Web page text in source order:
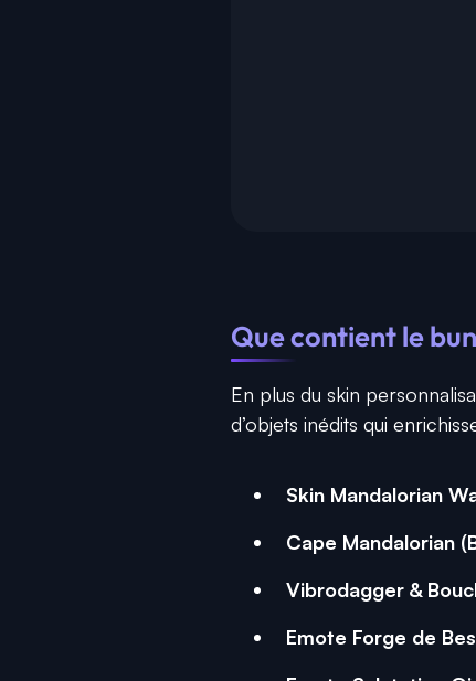
Que contient le
En plus du skin
d’objets inédits qui
Skin Mandalorian
Cape Mandalorian
Vibrodagger &
Emote Forge de